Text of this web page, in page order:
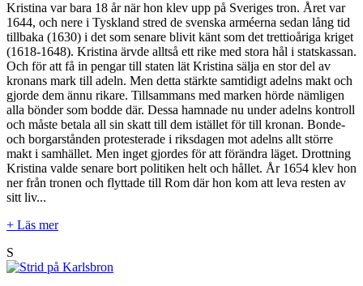
Kristina var bara 18 år när hon klev upp på Sveriges tron. Året var
1644, och nere i Tyskland stred de svenska arméerna sedan lång tid
tillbaka (1630) i det som senare blivit känt som det trettioåriga kriget
(1618-1648). Kristina ärvde alltså ett rike med stora hål i statskassan.
Och för att få in pengar till staten lät Kristina sälja en stor del av
kronans mark till adeln. Men detta stärkte samtidigt adelns makt och
gjorde dem ännu rikare. Tillsammans med marken hörde nämligen
alla bönder som bodde där. Dessa hamnade nu under adelns kontroll
och måste betala all sin skatt till dem istället för till kronan. Bonde-
och borgarstånden protesterade i riksdagen mot adelns allt större
makt i samhället. Men inget gjordes för att förändra läget. Drottning
Kristina valde senare bort politiken helt och hållet. År 1654 klev hon
ner från tronen och flyttade till Rom där hon kom att leva resten av
sitt liv...
+ Läs mer
S